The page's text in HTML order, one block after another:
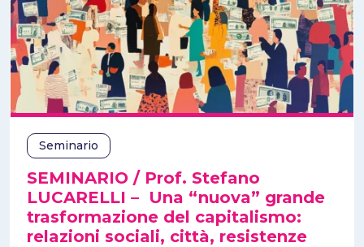
Seminario
SEMINARIO / Prof. Stefano
LUCARELLI – Una “nuova” grande
trasformazione del capitalismo:
relazioni sociali, città, resistenze